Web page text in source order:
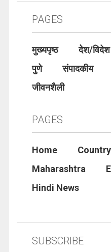
PAGES
मुख्यपृष्ठ देश/विदेश
पुणे
संपादकीय
जीवनशैली
PAGES
Home
Maharashtra
Hindi News
SUBSCRIBE